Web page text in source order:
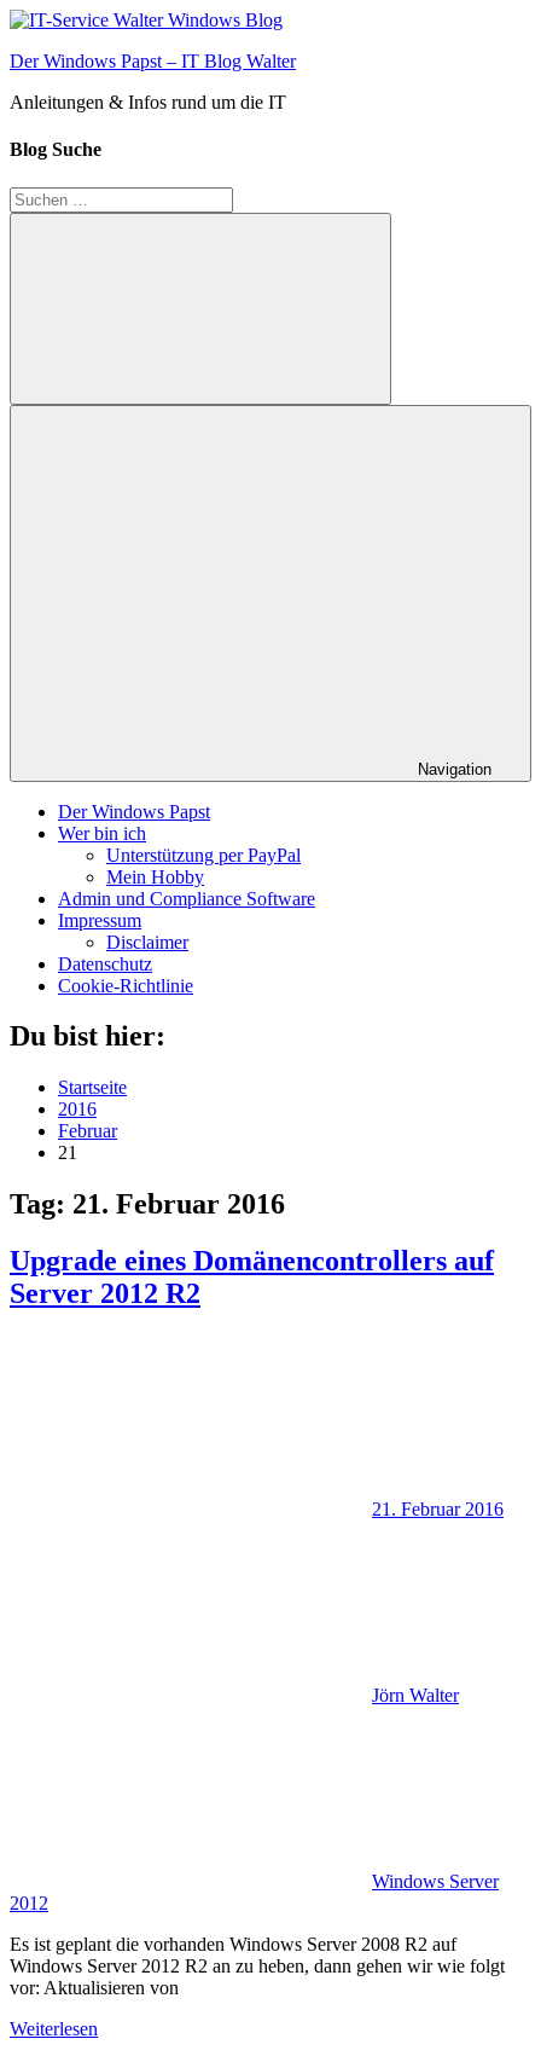
Zum
springen
Der Windows Papst – IT Blog Walter
Anleitungen & Infos rund um die IT
Blog Suche
Suchen
nach:
Suchen
Navigation
Der Windows Papst
Wer bin ich
Unterstützung per PayPal
Mein Hobby
Admin und Compliance Software
Impressum
Disclaimer
Datenschutz
Cookie-Richtlinie
Du bist hier:
Startseite
2016
Februar
21
Tag: 21. Februar 2016
Upgrade eines Domänencontrollers auf
Server 2012 R2
21. Februar 2016
Jörn Walter
Windows Server
2012
Es ist geplant die vorhanden Windows Server 2008 R2 auf
Windows Server 2012 R2 an zu heben, dann gehen wir wie folgt
vor: Aktualisieren von
Weiterlesen